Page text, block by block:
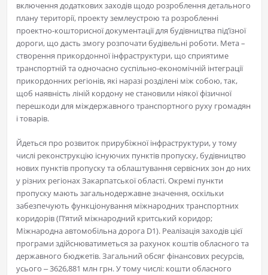
включення додаткових заходів щодо розроблення детального
плану території, проекту землеустрою та розробленні
проектно-кошторисної документації для будівництва під’їзної
дороги, що дасть змогу розпочати будівельні роботи. Мета –
створення прикордонної інфраструктури, що сприятиме
транспортній та одночасно суспільно-економічній інтеграції
прикордонних регіонів, які наразі розділені між собою, так,
щоб наявність ліній кордону не становили ніякої фізичної
перешкоди для міждержавного транспортного руху громадян
і товарів.
Йдеться про розвиток прирубіжної інфраструктури, у тому
числі реконструкцію існуючих пунктів пропуску, будівництво
нових пунктів пропуску та облаштування сервісних зон до них
у різних регіонах Закарпатської області. Окремі пункти
пропуску мають загальнодержавне значення, оскільки
забезпечують функціонування міжнародних транспортних
коридорів (П’ятий міжнародний критський коридор;
Міжнародна автомобільна дорога D1). Реалізація заходів цієї
програми здійснюватиметься за рахунок коштів обласного та
державного бюджетів. Загальний обсяг фінансових ресурсів,
усього ‒ 3626,881 млн грн. У тому числі: кошти обласного